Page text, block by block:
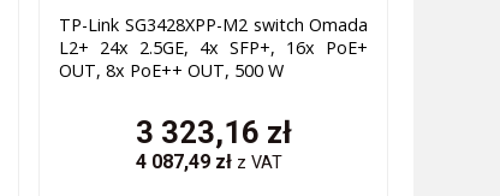
TP-Link SG3428XPP-M2 switch Omada
L2+ 24x 2.5GE, 4x SFP+, 16x PoE+
OUT, 8x PoE++ OUT, 500 W
3 323,16 zł
4 087,49zł z VAT